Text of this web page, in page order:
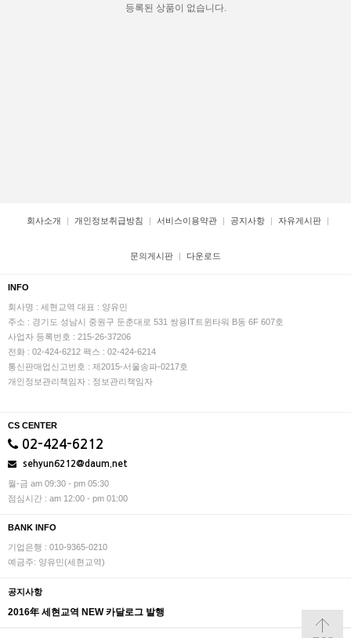
등록된 상품이 없습니다.
회사소개 개인정보취급방침 서비스이용약관 공지사항 자유게시판
문의게시판 다운로드
INFO
회사명 : 세현교역 대표 : 양유민
주소 : 경기도 성남시 중원구 둔춘대로 531 쌍용IT트윈타워 B동 6F 607호
사업자 등록번호 : 215-26-37206
전화 : 02-424-6212 팩스 : 02-424-6214
통신판매업신고번호 : 제2015-서울송파-0217호
개인정보관리책임자 : 정보관리책임자
CS CENTER
02-424-6212
sehyun6212@daum.net
월-금 am 09:30 - pm 05:30
점심시간 : am 12:00 - pm 01:00
BANK INFO
기업은행 : 010-9365-0210
예금주: 양유민(세현교역)
공지사항
2016年 세현교역 NEW 카달로그 발행